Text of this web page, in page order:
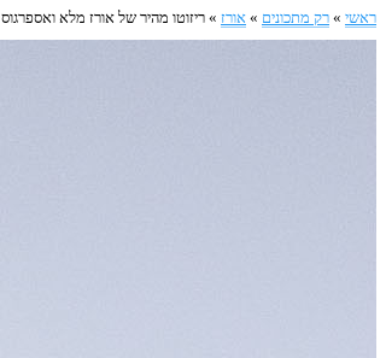
ראשי » רק מתכונים » אורז » ריזוטו מהיר של אורז מלא ואספרגוס